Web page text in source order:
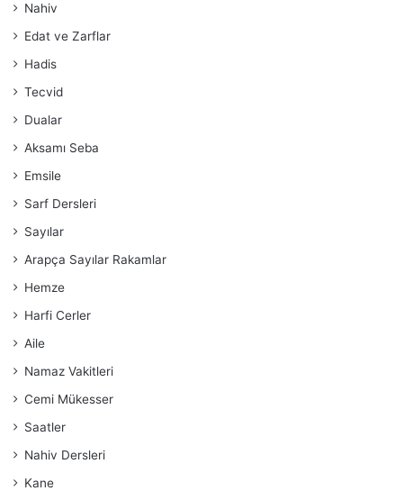
Nahiv
Edat ve Zarflar
Hadis
Tecvid
Dualar
Aksamı Seba
Emsile
Sarf Dersleri
Sayılar
Arapça Sayılar Rakamlar
Hemze
Harfi Cerler
Aile
Namaz Vakitleri
Cemi Mükesser
Saatler
Nahiv Dersleri
Kane